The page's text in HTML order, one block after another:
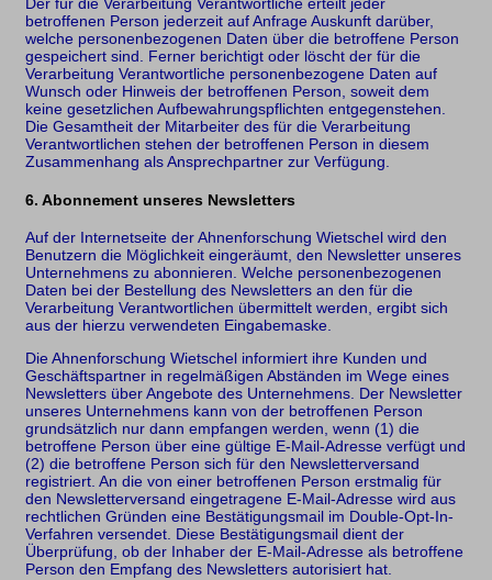
betroffenen Person jederzeit auf Anfrage Auskunft darüber,
welche personenbezogenen Daten über die betroffene Person
gespeichert sind. Ferner berichtigt oder löscht der für die
Verarbeitung Verantwortliche personenbezogene Daten auf
Wunsch oder Hinweis der betroffenen Person, soweit dem
keine gesetzlichen Aufbewahrungspflichten entgegenstehen.
Die Gesamtheit der Mitarbeiter des für die Verarbeitung
Verantwortlichen stehen der betroffenen Person in diesem
Zusammenhang als Ansprechpartner zur Verfügung.
6. Abonnement unseres Newsletters
Auf der Internetseite der Ahnenforschung Wietschel wird den
Benutzern die Möglichkeit eingeräumt, den Newsletter unseres
Unternehmens zu abonnieren. Welche personenbezogenen
Daten bei der Bestellung des Newsletters an den für die
Verarbeitung Verantwortlichen übermittelt werden, ergibt sich
aus der hierzu verwendeten Eingabemaske.
Die Ahnenforschung Wietschel informiert ihre Kunden und
Geschäftspartner in regelmäßigen Abständen im Wege eines
Newsletters über Angebote des Unternehmens. Der Newsletter
unseres Unternehmens kann von der betroffenen Person
grundsätzlich nur dann empfangen werden, wenn (1) die
betroffene Person über eine gültige E-Mail-Adresse verfügt und
(2) die betroffene Person sich für den Newsletterversand
registriert. An die von einer betroffenen Person erstmalig für
den Newsletterversand eingetragene E-Mail-Adresse wird aus
rechtlichen Gründen eine Bestätigungsmail im Double-Opt-In-
Verfahren versendet. Diese Bestätigungsmail dient der
Überprüfung, ob der Inhaber der E-Mail-Adresse als betroffene
Person den Empfang des Newsletters autorisiert hat.